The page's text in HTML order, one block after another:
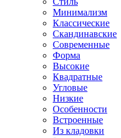
Минимализм
Классические
Скандинавские
Современные
Форма
Высокие
Квадратные
Угловые
Низкие
Особенности
Встроенные
Из кладовки